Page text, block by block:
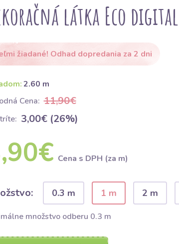
látka Eco
žiadané! Odhad dopredania za 2 dni
2.60 m
Cena: 11,90€
3,00€ (26%)
Cena s DPH (za m)
0.3 m 1 m 2 m
množstvo odberu 0.3 m